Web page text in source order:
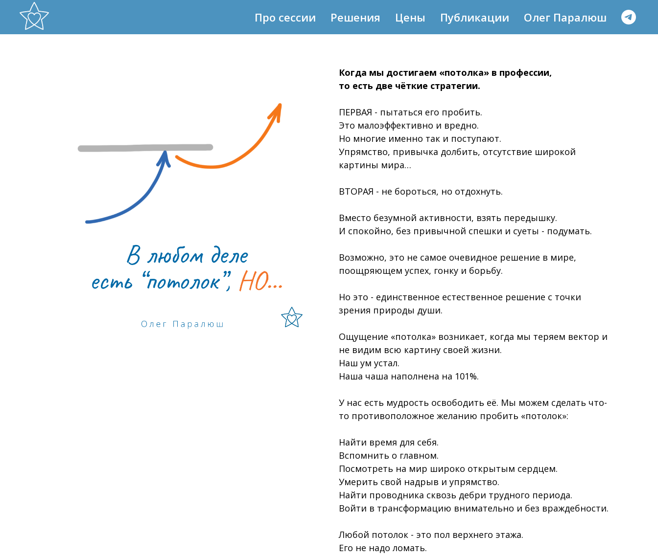
Про сессии Решения Цены Публикации Олег Паралюш
Когда мы достигаем «потолка» в профессии,
то есть две чёткие стратегии.
ПЕРВАЯ - пытаться его пробить.
Это малоэффективно и вредно.
Но многие именно так и поступают.
Упрямство, привычка долбить, отсутствие широкой
картины мира…
ВТОРАЯ - не бороться, но отдохнуть.
Вместо безумной активности, взять передышку.
И спокойно, без привычной спешки и суеты - подумать.
Возможно, это не самое очевидное решение в мире,
поощряющем успех, гонку и борьбу.
Но это - единственное естественное решение с точки
зрения природы души.
Ощущение «потолка» возникает, когда мы теряем вектор и
не видим всю картину своей жизни.
Наш ум устал.
Наша чаша наполнена на 101%.
У нас есть мудрость освободить её. Мы можем сделать что-
то противоположное желанию пробить «потолок»:
Найти время для себя.
Вспомнить о главном.
Посмотреть на мир широко открытым сердцем.
Умерить свой надрыв и упрямство.
Найти проводника сквозь дебри трудного периода.
Войти в трансформацию внимательно и без враждебности.
Любой потолок - это пол верхнего этажа.
Его не надо ломать.